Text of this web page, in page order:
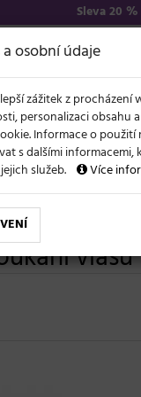
Sleva 20 %
NOVĚ LÉTO A
osobní údaje
zážitek z procházení
personalizaci obsahu
Informace o
s dalšími
služeb.
Více